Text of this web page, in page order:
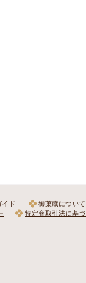
イド
御菓蔵について
特定商取引法に基